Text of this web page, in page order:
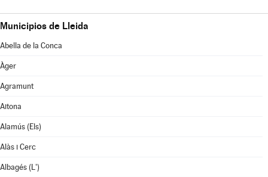
Municipios de Lleida
Abella de la Conca
Àger
Agramunt
Aitona
Alamús (Els)
Alàs i Cerc
Albagés (L')